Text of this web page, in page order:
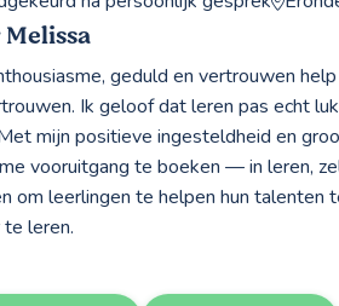
geduld en vertrouwen
Ik geloof dat leren pas echt
mijn positieve ingesteldheid en
vooruitgang te boeken — in leren,
om leerlingen te helpen hun
leren.